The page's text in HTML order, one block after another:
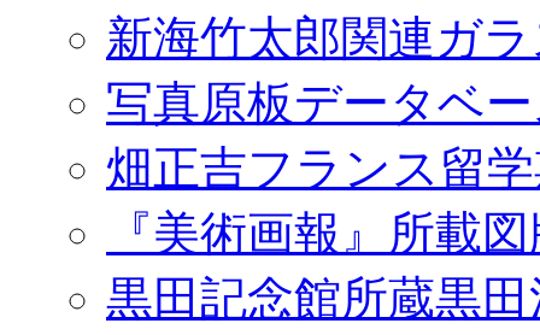
新海竹太郎関連ガ
写真原板データベ
畑正吉フランス留
『美術画報』所載
黒田記念館所蔵黒